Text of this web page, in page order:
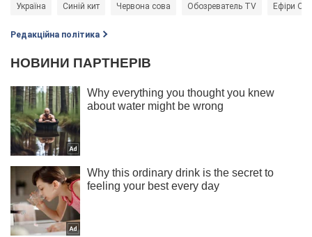
Україна Синій кит Червона сова Обозреватель TV Ефіри
Редакційна політика